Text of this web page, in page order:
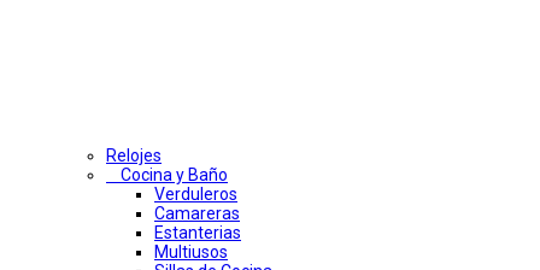
Relojes
Cocina y Baño
Verduleros
Camareras
Estanterias
Multiusos